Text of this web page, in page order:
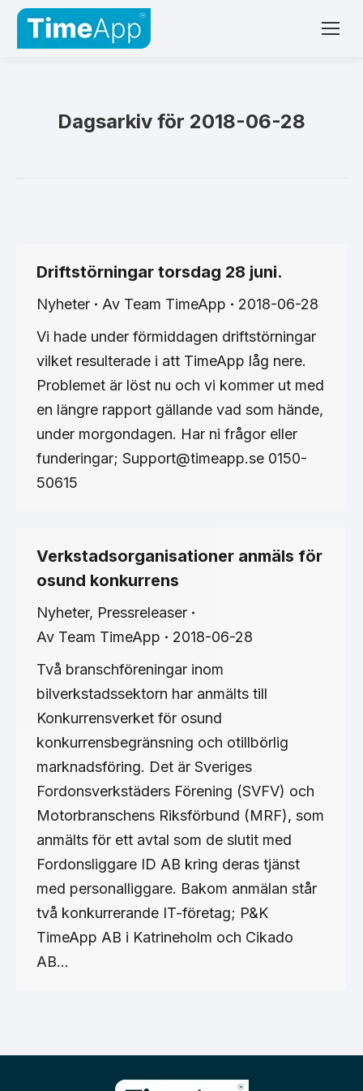
Dagsarkiv för 2018-06-28
Driftstörningar torsdag 28 juni.
Nyheter Av Team TimeApp
2018-06-28
Vi hade under förmiddagen driftstörningar
vilket resulterade i att TimeApp låg nere.
Problemet är löst nu och vi kommer ut med
en längre rapport gällande vad som hände,
under morgondagen. Har ni frågor eller
funderingar; Support@timeapp.se 0150-
50615
Verkstadsorganisationer anmäls för
osund konkurrens
Nyheter, Pressreleaser
Av Team TimeApp
2018-06-28
Två branschföreningar inom
bilverkstadssektorn har anmälts till
Konkurrensverket för osund
konkurrensbegränsning och otillbörlig
marknadsföring. Det är Sveriges
Fordonsverkstäders Förening (SVFV) och
Motorbranschens Riksförbund (MRF), som
anmälts för ett avtal som de slutit med
Fordonsliggare ID AB kring deras tjänst
med personalliggare. Bakom anmälan står
två konkurrerande IT-företag; P&K
TimeApp AB i Katrineholm och Cikado
AB…